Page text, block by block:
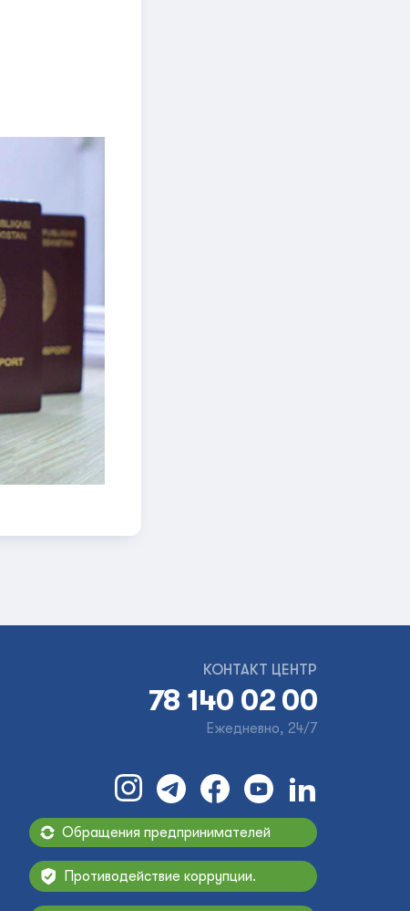
КОНТАКТ ЦЕНТР
78 140 02 00
Ежедневно, 24/7
Обращения предпринимателей
Противодействие коррупции.